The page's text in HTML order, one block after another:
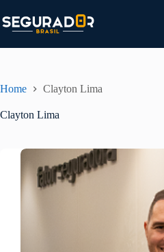
para
o
Home Clayton Lima
Clayton Lima